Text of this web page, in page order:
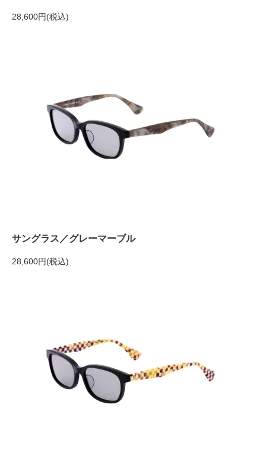
28,600円(税込)
サングラス／グレーマーブル
28,600円(税込)